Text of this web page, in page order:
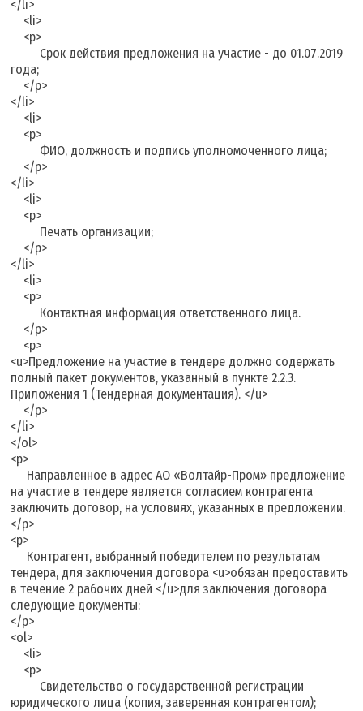
</li>
<li>
<p>
Срок действия предложения на участие - до 01.07.2019
года;
</p>
</li>
<li>
<p>
ФИО, должность и подпись уполномоченного лица;
</p>
</li>
<li>
<p>
Печать организации;
</p>
</li>
<li>
<p>
Контактная информация ответственного лица.
</p>
<p>
<u>Предложение на участие в тендере должно содержать
полный пакет документов, указанный в пункте 2.2.3.
Приложения 1 (Тендерная документация). </u>
</p>
</li>
</ol>
<p>
Направленное в адрес АО «Волтайр-Пром» предложение
на участие в тендере является согласием контрагента
заключить договор, на условиях, указанных в предложении.
</p>
<p>
Контрагент, выбранный победителем по результатам
тендера, для заключения договора <u>обязан предоставить
в течение 2 рабочих дней </u>для заключения договора
следующие документы:
</p>
<ol>
<li>
<p>
Свидетельство о государственной регистрации
юридического лица (копия, заверенная контрагентом);